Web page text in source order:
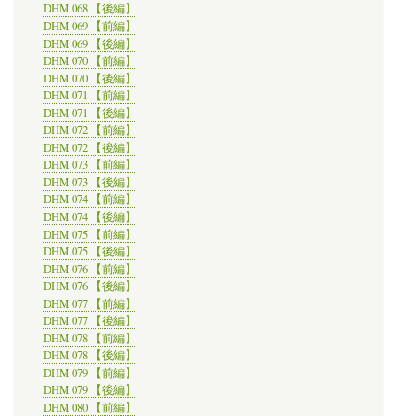
DHM 068 【後編】
DHM 069 【前編】
DHM 069 【後編】
DHM 070 【前編】
DHM 070 【後編】
DHM 071 【前編】
DHM 071 【後編】
DHM 072 【前編】
DHM 072 【後編】
DHM 073 【前編】
DHM 073 【後編】
DHM 074 【前編】
DHM 074 【後編】
DHM 075 【前編】
DHM 075 【後編】
DHM 076 【前編】
DHM 076 【後編】
DHM 077 【前編】
DHM 077 【後編】
DHM 078 【前編】
DHM 078 【後編】
DHM 079 【前編】
DHM 079 【後編】
DHM 080 【前編】